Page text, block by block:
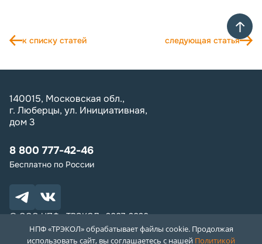
к списку статей следующая статья
140015, Московская обл.,
г. Люберцы, ул. Инициативная,
дом 3
8 800 777-42-46
Бесплатно по России
© ООО НПФ «ТРЭКОЛ» 2007-2026
*Вся информация, в том числе цены, носят ознакомительный
характер и не являются публичной офертой
НПФ «ТРЭКОЛ» обрабатывает файлы cookie. Продолжая
использовать сайт, вы соглашаетесь с нашей Политикой